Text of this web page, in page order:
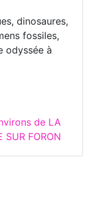
dinosaures,
fossiles,
odyssée à
de LA
SUR FORON